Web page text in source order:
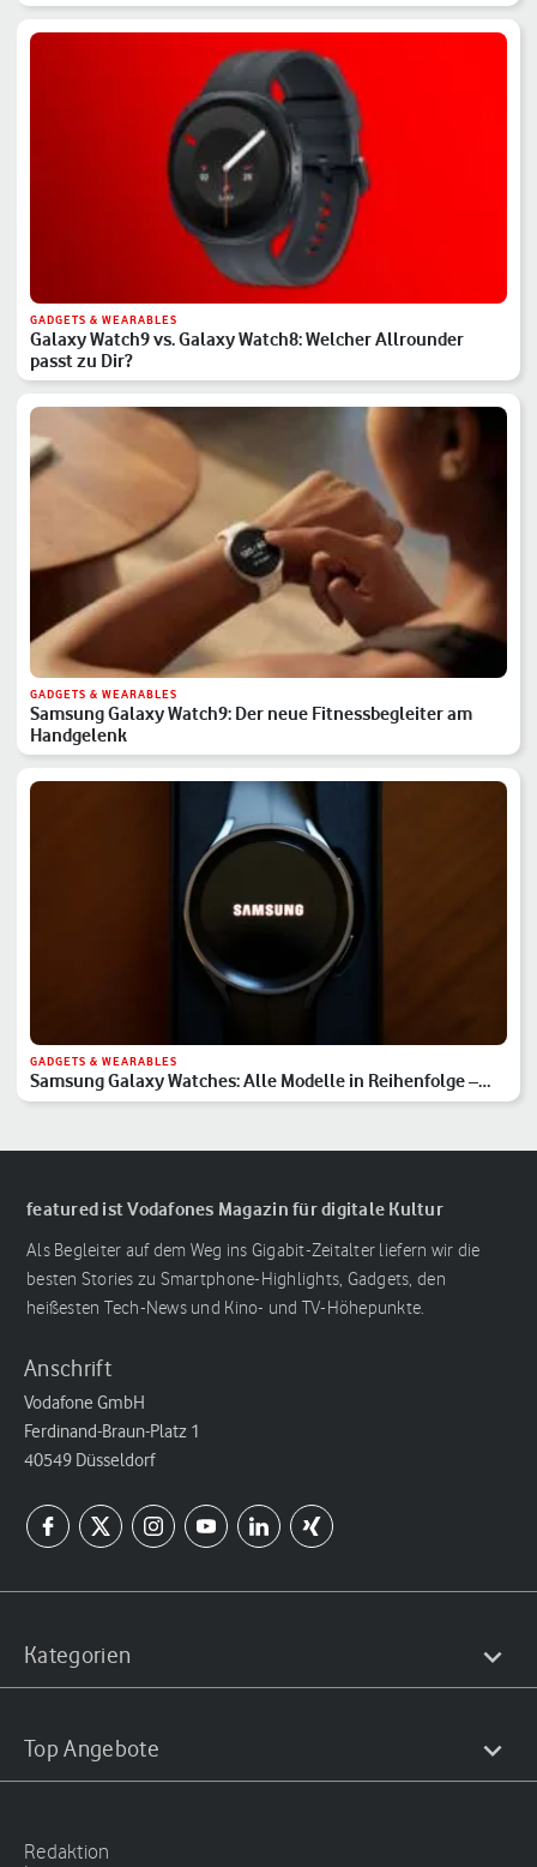
GADGETS & WEARABLES
Galaxy Watch9 vs. Galaxy Watch8: Welcher Allrounder
passt zu Dir?
GADGETS & WEARABLES
Samsung Galaxy Watch9: Der neue Fitnessbegleiter am
Handgelenk
GADGETS & WEARABLES
Samsung Galaxy Watches: Alle Modelle in Reihenfolge –
Hauptserie, Classic & Ultra
featured ist Vodafones Magazin für digitale Kultur
Als Begleiter auf dem Weg ins Gigabit-Zeitalter liefern wir die
besten Stories zu Smartphone-Highlights, Gadgets, den
heißesten Tech-News und Kino- und TV-Höhepunkte.
Anschrift
Vodafone GmbH
Ferdinand-Braun-Platz 1
40549 Düsseldorf
Kategorien
Top Angebote
Redaktion